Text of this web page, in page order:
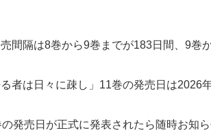
間隔は8巻から9巻までが183日間、9巻
者は日々に疎し」11巻の発売日は2026
発売日が正式に発表されたら随時お知ら